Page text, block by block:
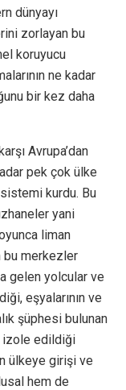
dünyayı
zorlayan bu
koruyucu
ne kadar
bir kez daha
Avrupa’dan
pek çok ülke
kurdu. Bu
yani
liman
bu merkezler
gelen yolcular ve
eşyalarının ve
şüphesi bulunan
izole edildiği
ülkeye girişi ve
hem de